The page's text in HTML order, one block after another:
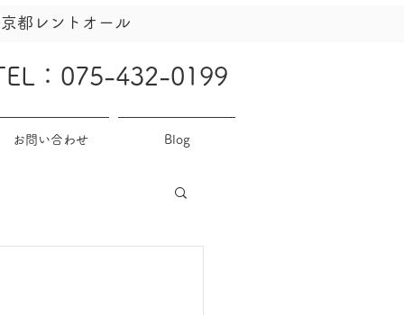
都レントオール
：075-432-0199
お問い合わせ Blog